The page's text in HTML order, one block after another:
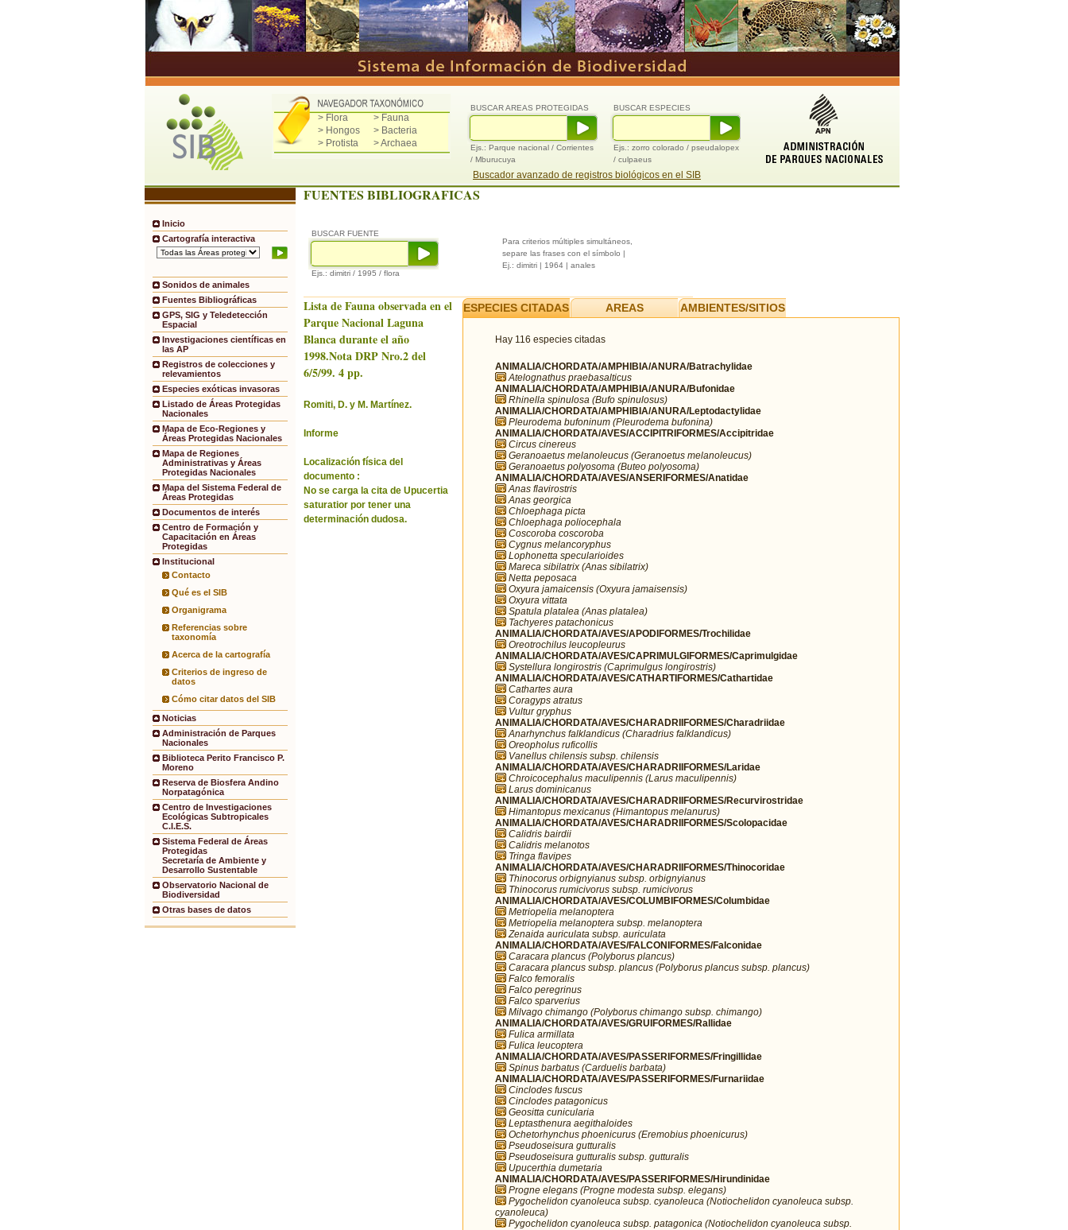
> Flora
> Fauna
> Hongos
> Bacteria
> Protista
> Archaea
BUSCAR ESPECIES
Ejs.: zorro colorado / pseudalopex
/ culpaeus
BUSCAR AREAS PROTEGIDAS
Ejs.: Parque nacional / Corrientes
/ Mburucuya
Buscador avanzado de registros biológicos en el SIB
Inicio
Cartografía interactiva
Sonidos de animales
Fuentes Bibliográficas
GPS, SIG y Teledetección
Espacial
Investigaciones científicas en
las AP
Registros de colecciones y
relevamientos
Especies exóticas invasoras
Listado de Áreas Protegidas
Nacionales
Mapa de Eco-Regiones y
Áreas Protegidas Nacionales
Mapa de Regiones
Administrativas y Áreas
Protegidas Nacionales
Mapa del Sistema Federal de
Áreas Protegidas
Documentos de interés
Centro de Formación y
Capacitación en Áreas
Protegidas
Institucional
Contacto
Qué es el SIB
Organigrama
Referencias sobre
taxonomía
Acerca de la cartografía
Criterios de ingreso de
datos
Cómo citar datos del SIB
Noticias
Administración de Parques
Nacionales
Biblioteca Perito Francisco P.
Moreno
Reserva de Biosfera Andino
Norpatagónica
Centro de Investigaciones
Ecológicas Subtropicales
C.I.E.S.
Sistema Federal de Áreas
Protegidas
Secretaría de Ambiente y
Desarrollo Sustentable
Observatorio Nacional de
Biodiversidad
Otras bases de datos
FUENTES BIBLIOGRAFICAS
BUSCAR FUENTE
Ejs.: dimitri / 1995 / flora
Para criterios múltiples simultáneos,
separe las frases con el símbolo |
Ej.: dimitri | 1964 | anales
Lista de Fauna observada en el
Parque Nacional Laguna
Blanca durante el año
1998.Nota DRP Nro.2 del
6/5/99. 4 pp.
Romiti, D. y M. Martínez.
Informe
Localización física del
documento :
No se carga la cita de Upucertia
saturatior por tener una
determinación dudosa.
ESPECIES CITADAS AREAS AMBIENTES/SITIOS
Hay 116 especies citadas
ANIMALIA/CHORDATA/AMPHIBIA/ANURA/Batrachylidae
Atelognathus praebasalticus
ANIMALIA/CHORDATA/AMPHIBIA/ANURA/Bufonidae
Rhinella spinulosa (Bufo spinulosus)
ANIMALIA/CHORDATA/AMPHIBIA/ANURA/Leptodactylidae
Pleurodema bufoninum (Pleurodema bufonina)
ANIMALIA/CHORDATA/AVES/ACCIPITRIFORMES/Accipitridae
Circus cinereus
Geranoaetus melanoleucus (Geranoetus melanoleucus)
Geranoaetus polyosoma (Buteo polyosoma)
ANIMALIA/CHORDATA/AVES/ANSERIFORMES/Anatidae
Anas flavirostris
Anas georgica
Chloephaga picta
Chloephaga poliocephala
Coscoroba coscoroba
Cygnus melancoryphus
Lophonetta specularioides
Mareca sibilatrix (Anas sibilatrix)
Netta peposaca
Oxyura jamaicensis (Oxyura jamaisensis)
Oxyura vittata
Spatula platalea (Anas platalea)
Tachyeres patachonicus
ANIMALIA/CHORDATA/AVES/APODIFORMES/Trochilidae
Oreotrochilus leucopleurus
ANIMALIA/CHORDATA/AVES/CAPRIMULGIFORMES/Caprimulgidae
Systellura longirostris (Caprimulgus longirostris)
ANIMALIA/CHORDATA/AVES/CATHARTIFORMES/Cathartidae
Cathartes aura
Coragyps atratus
Vultur gryphus
ANIMALIA/CHORDATA/AVES/CHARADRIIFORMES/Charadriidae
Anarhynchus falklandicus (Charadrius falklandicus)
Oreopholus ruficollis
Vanellus chilensis subsp. chilensis
ANIMALIA/CHORDATA/AVES/CHARADRIIFORMES/Laridae
Chroicocephalus maculipennis (Larus maculipennis)
Larus dominicanus
ANIMALIA/CHORDATA/AVES/CHARADRIIFORMES/Recurvirostridae
Himantopus mexicanus (Himantopus melanurus)
ANIMALIA/CHORDATA/AVES/CHARADRIIFORMES/Scolopacidae
Calidris bairdii
Calidris melanotos
Tringa flavipes
ANIMALIA/CHORDATA/AVES/CHARADRIIFORMES/Thinocoridae
Thinocorus orbignyianus subsp. orbignyianus
Thinocorus rumicivorus subsp. rumicivorus
ANIMALIA/CHORDATA/AVES/COLUMBIFORMES/Columbidae
Metriopelia melanoptera
Metriopelia melanoptera subsp. melanoptera
Zenaida auriculata subsp. auriculata
ANIMALIA/CHORDATA/AVES/FALCONIFORMES/Falconidae
Caracara plancus (Polyborus plancus)
Caracara plancus subsp. plancus (Polyborus plancus subsp. plancus)
Falco femoralis
Falco peregrinus
Falco sparverius
Milvago chimango (Polyborus chimango subsp. chimango)
ANIMALIA/CHORDATA/AVES/GRUIFORMES/Rallidae
Fulica armillata
Fulica leucoptera
ANIMALIA/CHORDATA/AVES/PASSERIFORMES/Fringillidae
Spinus barbatus (Carduelis barbata)
ANIMALIA/CHORDATA/AVES/PASSERIFORMES/Furnariidae
Cinclodes fuscus
Cinclodes patagonicus
Geositta cunicularia
Leptasthenura aegithaloides
Ochetorhynchus phoenicurus (Eremobius phoenicurus)
Pseudoseisura gutturalis
Pseudoseisura gutturalis subsp. gutturalis
Upucerthia dumetaria
ANIMALIA/CHORDATA/AVES/PASSERIFORMES/Hirundinidae
Progne elegans (Progne modesta subsp. elegans)
Pygochelidon cyanoleuca subsp. cyanoleuca (Notiochelidon cyanoleuca subsp.
cyanoleuca)
Pygochelidon cyanoleuca subsp. patagonica (Notiochelidon cyanoleuca subsp.